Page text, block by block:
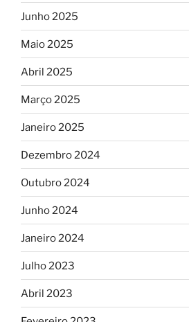
Junho 2025
Maio 2025
Abril 2025
Março 2025
Janeiro 2025
Dezembro 2024
Outubro 2024
Junho 2024
Janeiro 2024
Julho 2023
Abril 2023